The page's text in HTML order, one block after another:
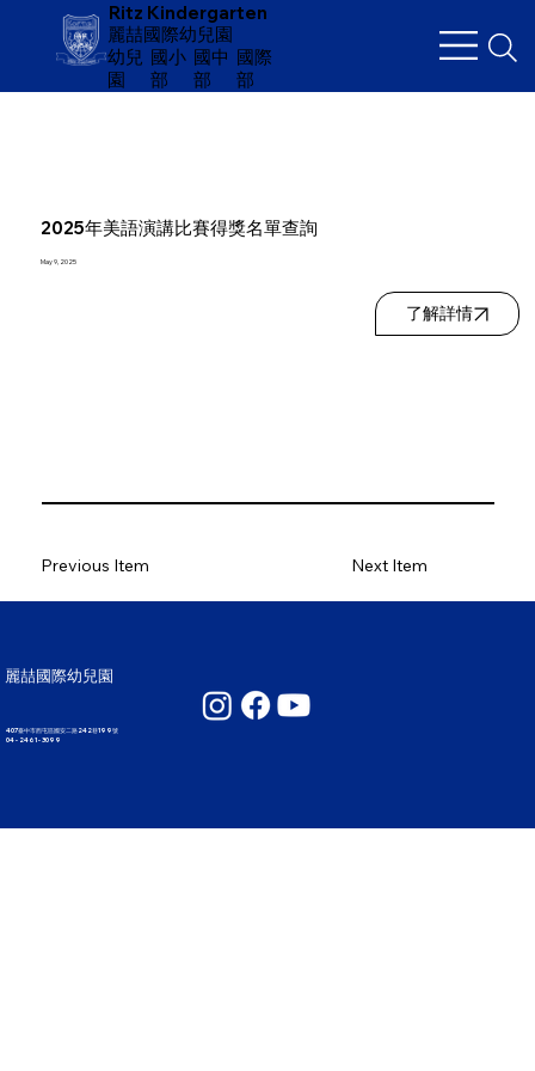
Ritz Kindergarten
麗喆國際幼兒園
幼兒
園
​國小
部
國中
部
國際
部
2025年美語演講比賽得獎名單查詢
May 9, 2025
了解詳情
Previous Item Next Item
麗喆國際幼兒園
407臺中市西屯區國安二路242巷199號
04 - 2461 - 3099